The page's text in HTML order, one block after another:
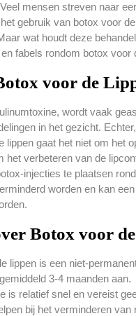
mensen streven naar
gebruik van botox voor
wat houdt deze
fabels rondom botox voor
voor de
wordt vaak
in het gezicht.
lippen gaat het niet om het
het verbeteren van de
injecties te plaatsen
worden en kan
Botox voor
lippen is een niet-
3-4 maanden aan.
is relatief snel en vereist
bij het verminderen van